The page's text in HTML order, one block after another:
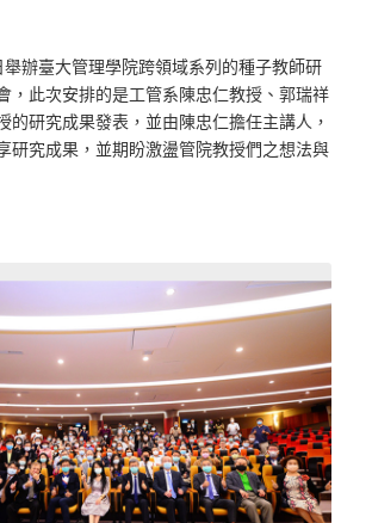
辦臺大管理學院跨領域系列的種子教師研
，此次安排的是工管系陳忠仁教授、郭瑞祥
的研究成果發表，並由陳忠仁擔任主講人，
研究成果，並期盼激盪管院教授們之想法與